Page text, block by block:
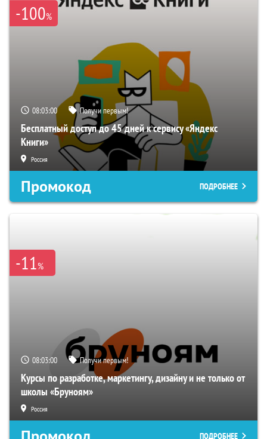
-100%
08:02:59 Получи первым!
Бесплатный доступ до 45 дней к сервису «Яндекс
Книги»
Россия
Промокод ПОДРОБНЕЕ
-11%
08:02:59 Получи первым!
Курсы по разработке, маркетингу, дизайну и не только от
школы «Бруноям»
Россия
ПОДРОБНЕЕ